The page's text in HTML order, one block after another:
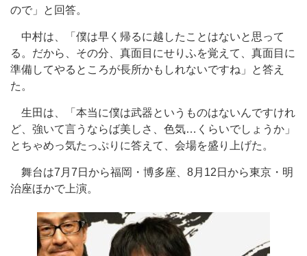
ので」と回答。
中村は、「僕は早く帰るに越したことはないと思って
る。だから、その分、真面目にせりふを覚えて、真面目に
準備してやるところが長所かもしれないですね」と答え
た。
生田は、「本当に僕は武器というものはないんですけれ
ど、強いて言うならば美しさ、色気…くらいでしょうか」
とちゃめっ気たっぷりに答えて、会場を盛り上げた。
舞台は7月7日から福岡・博多座、8月12日から東京・明
治座ほかで上演。